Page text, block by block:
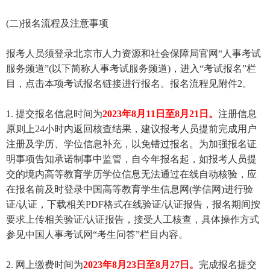
(二)报名流程及注意事项
报考人员须登录北京市人力资源和社会保障局官网“人事考试
服务频道”(以下简称人事考试服务频道)，进入“考试报名”栏
目，点击本项考试报名链接进行报名。报名流程见附件2。
1. 提交报名信息时间为2023年8月11日至8月21日。 注册信息
原则上24小时内返回核查结果，建议报考人员提前完成用户
注册及学历、学位信息补充，以免错过报名。为加强报名证
明事项告知承诺制事中监管，自今年报名起，如报考人员提
交的境内高等教育学历学位信息无法通过在线自动核验，应
在报名前及时登录中国高等教育学生信息网(学信网)进行验
证/认证，下载相关PDF格式在线验证/认证报告，报名期间按
要求上传相关验证/认证报告，接受人工核查，具体操作方式
参见中国人事考试网“考生问答”栏目内容。
2. 网上缴费时间为2023年8月23日至8月27日。 完成报名提交